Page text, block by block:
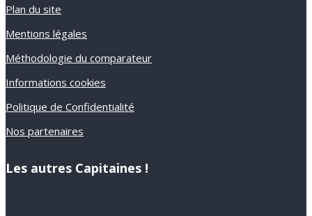
Plan du site
Mentions légales
Méthodologie du comparateur
Informations cookies
Politique de Confidentialité
Nos partenaires
Les autres Capitaines !